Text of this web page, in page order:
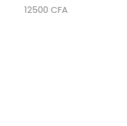
12500 CFA